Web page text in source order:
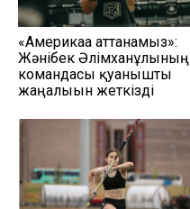
«Америкаға аттанамыз»:
Жәнібек Әлімханұлының
командасы қуанышты
жаңалығын жеткізді